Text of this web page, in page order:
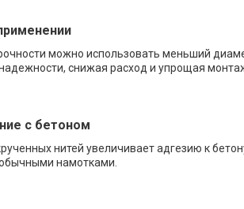
можно использовать меньший
снижая расход и упрощая
с бетоном
нитей увеличивает адгезию к
намотками.